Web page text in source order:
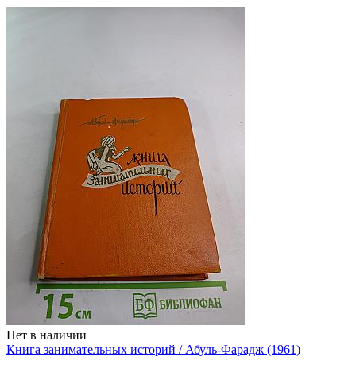
Нет в наличии
Книга занимательных историй / Абуль-Фарадж (1961)